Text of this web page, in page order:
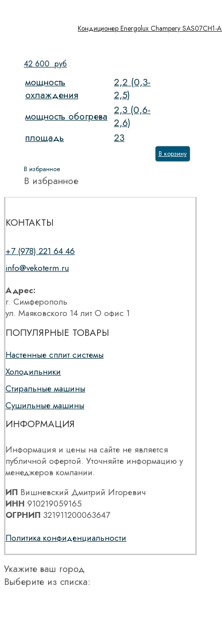
Кондиционер Energolux Champery SAS07CH1-
42 600 руб
мощность
охлаждения
2,2 (0,3-
2,5)
мощность обогрева 2,3 (0,6-
2,6)
площадь
23
В корзину
В избранное
В избранное
КОНТАКТЫ
+7 (978) 221 64 46
info@vekoterm.ru
Адрес:
г. Симферополь
ул. Маяковского 14 лит О офис 1
ПОПУЛЯРНЫЕ ТОВАРЫ
Настенные сплит системы
Холодильники
Стиральные машины
Сушильные машины
ИНФОРМАЦИЯ
Информация и цены на сайте не является
публичной офертой. Уточняйте информацию у
менеджеров компании.
ИП Вишневский Дмитрий Игоревич
ИНН 910219059165
ОГРНИП 321911200063647
Политика конфиденциальности
Укажите ваш город
Выберите из списка: